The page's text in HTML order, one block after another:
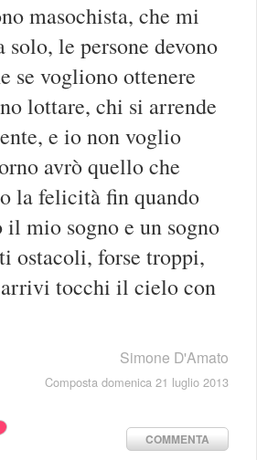
masochista, che mi
solo, le persone devono
se vogliono ottenere
lottare, chi si arrende
e io non voglio
avrò quello che
la felicità fin quando
mio sogno e un sogno
ostacoli, forse troppi,
tocchi il cielo con
Simone D'Amato
Composta domenica 21 luglio 2013
COMMENTA